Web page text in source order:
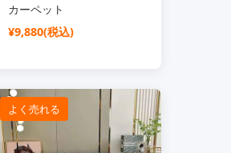
カーペット
¥9,880(税込)
よく売れる